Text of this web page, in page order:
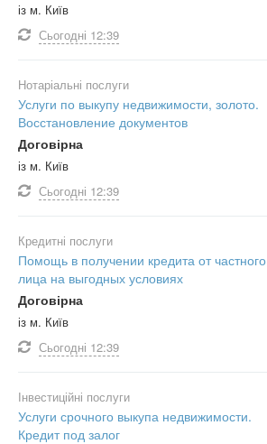
із м. Київ
Сьогодні 12:39
Нотаріальні послуги
Услуги по выкупу недвижимости, золото.
Восстановление документов
Договірна
із м. Київ
Сьогодні 12:39
Кредитні послуги
Помощь в получении кредита от частного
лица на выгодных условиях
Договірна
із м. Київ
Сьогодні 12:39
Інвестиційні послуги
Услуги срочного выкупа недвижимости.
Кредит под залог